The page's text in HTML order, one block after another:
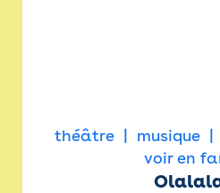
théâtre musique
voir en